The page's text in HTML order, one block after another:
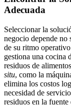
Adecuada
Seleccionar la
negocio depende no
de su ritmo
gestiona una cocina
residuos de
situ, como la
elimina los costos
necesidad de
residuos en la fuente